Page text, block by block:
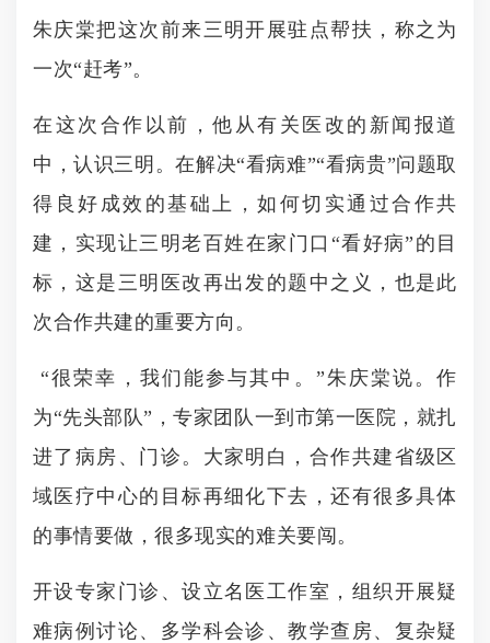
朱庆棠把这次前来三明开展驻点帮扶，称之为
一次“赶考”。
在这次合作以前，他从有关医改的新闻报道
中，认识三明。在解决“看病难”“看病贵”问题取
得良好成效的基础上，如何切实通过合作共
建，实现让三明老百姓在家门口“看好病”的目
标，这是三明医改再出发的题中之义，也是此
次合作共建的重要方向。
“很荣幸，我们能参与其中。”朱庆棠说。作
为“先头部队”，专家团队一到市第一医院，就扎
进了病房、门诊。大家明白，合作共建省级区
域医疗中心的目标再细化下去，还有很多具体
的事情要做，很多现实的难关要闯。
开设专家门诊、设立名医工作室，组织开展疑
难病例讨论、多学科会诊、教学查房、复杂疑